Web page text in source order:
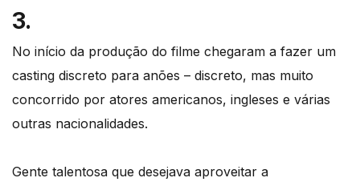
3.
No início da produção do filme chegaram a fazer um
casting discreto para anões – discreto, mas muito
concorrido por atores americanos, ingleses e várias
outras nacionalidades.
Gente talentosa que desejava aproveitar a